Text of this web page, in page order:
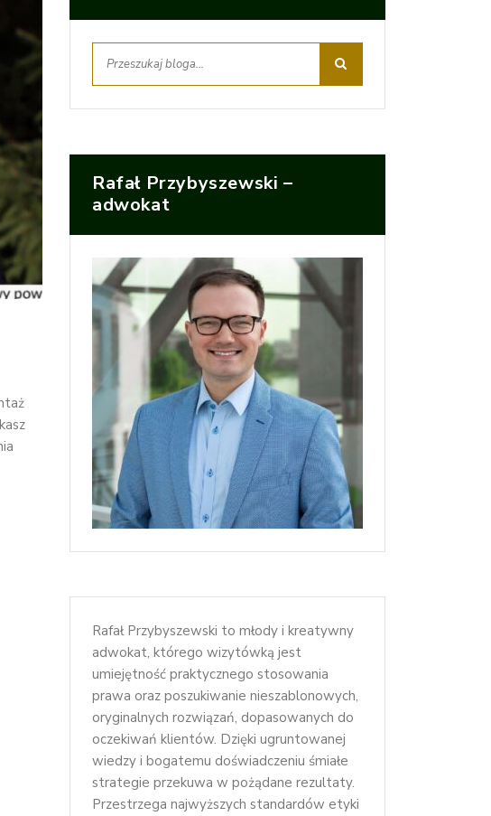
Rafał Przybyszewski –
adwokat
Rafał Przybyszewski to młody i kreatywny
adwokat, którego wizytówką jest
umiejętność praktycznego stosowania
prawa oraz poszukiwanie nieszablonowych,
oryginalnych rozwiązań, dopasowanych do
oczekiwań klientów. Dzięki ugruntowanej
wiedzy i bogatemu doświadczeniu śmiałe
strategie przekuwa w pożądane rezultaty.
Przestrzega najwyższych standardów etyki